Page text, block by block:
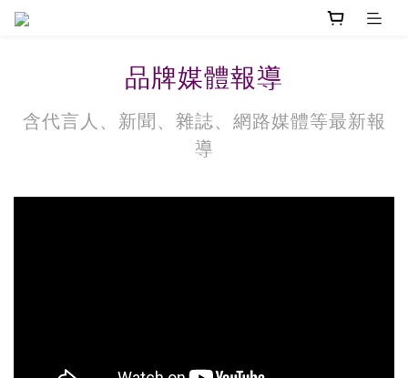
品牌媒體報導
含代言人、新聞、雜誌、網路媒體等最新報
導